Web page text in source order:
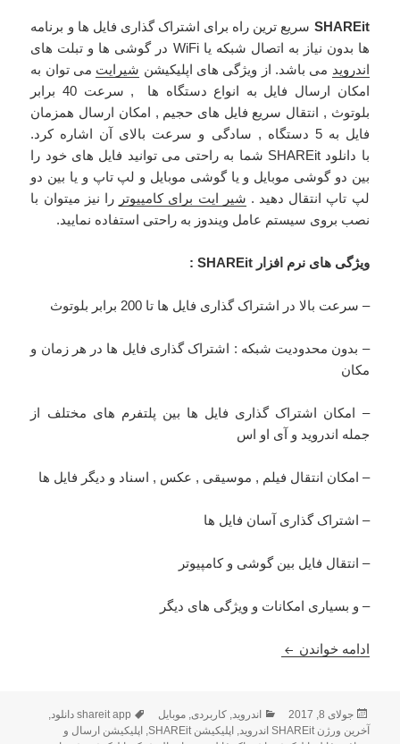
SHAREit سریع ترین راه برای اشتراک گذاری فایل ها و برنامه
ها بدون نیاز به اتصال شبکه یا WiFi در گوشی ها و تبلت های
اندروید می باشد. از ویژگی های اپلیکیشن شیرایت می توان به
امکان ارسال فایل به انواع دستگاه ها , سرعت 40 برابر
بلوتوث , انتقال سریع فایل های حجیم , امکان ارسال همزمان
فایل به 5 دستگاه , سادگی و سرعت بالای آن اشاره کرد.
با دانلود SHAREit شما به راحتی می توانید فایل های خود را
بین دو گوشی موبایل و یا گوشی موبایل و لپ تاپ و یا بین دو
لپ تاپ انتقال دهید . شیر ایت برای کامپیوتر را نیز میتوان با
نصب بروی سیستم عامل ویندوز به راحتی استفاده نمایید.
ویژگی های نرم افزار SHAREit :
– سرعت بالا در اشتراک گذاری فایل ها تا 200 برابر بلوتوث
– بدون محدودیت شبکه : اشتراک گذاری فایل ها در هر زمان و
مکان
– امکان اشتراک گذاری فایل ها بین پلتفرم های مختلف از
جمله اندروید و آی او اس
– امکان انتقال فیلم , موسیقی , عکس , اسناد و دیگر فایل ها
– اشتراک گذاری آسان فایل ها
– انتقال فایل بین گوشی و کامپیوتر
– و بسیاری امکانات و ویژگی های دیگر
ادامه خواندن دانلود SHAREiT – File Transfer 3.9.18 – آخرین نسخه شیرایت اندروید
ارسال
شده
جولای 8, 2017 دسته‌ها
اندروید,کاربردی,موبایل برچسب‌ها
shareit app دانلود
,
آخرین ورژن SHAREit اندروید
, اپلیکیشن SHAREit , اپلیکیشن ارسال و